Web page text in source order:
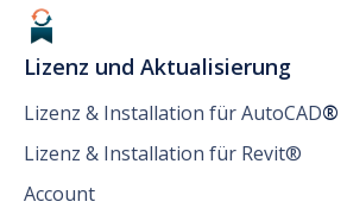
Lizenz und Aktualisierung
Lizenz & Installation für AutoCAD®
Lizenz & Installation für Revit®
Account